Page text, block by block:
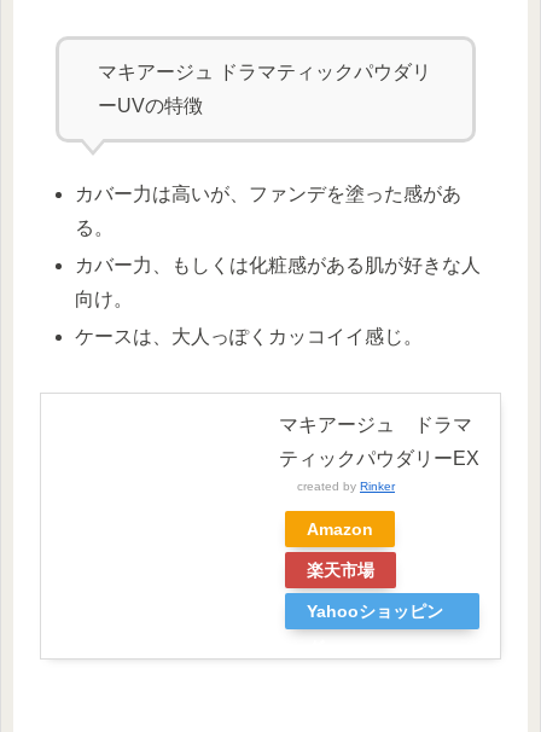
マキアージュ ドラマティックパウダリ
ーUVの特徴
カバー力は高いが、ファンデを塗った感があ
る。
カバー力、もしくは化粧感がある肌が好きな人
向け。
ケースは、大人っぽくカッコイイ感じ。
マキアージュ ドラマ
ティックパウダリーEX
created by Rinker
Amazon
楽天市場
Yahooショッピン